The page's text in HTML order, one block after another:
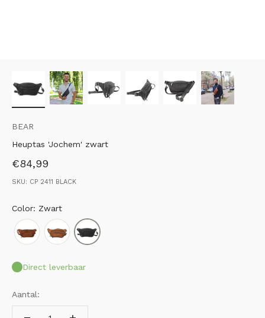
BEAR
Heuptas 'Jochem' zwart
Aanbiedingsprijs
€84,99
SKU: CP 2411 BLACK
Color: Zwart
Direct leverbaar
Aantal: